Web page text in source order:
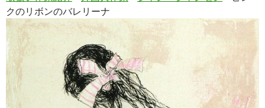
クのリボンのバレリーナ